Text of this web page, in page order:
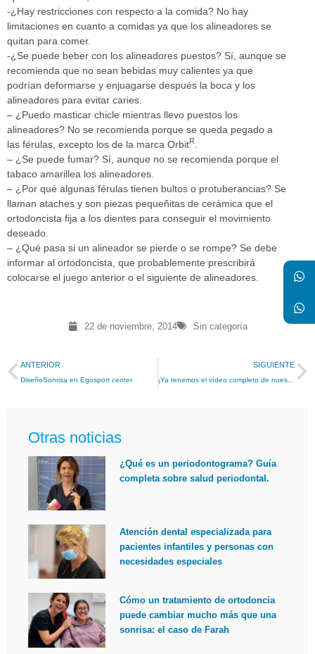
-¿Hay restricciones con respecto a la comida? No hay
limitaciones en cuanto a comidas ya que los alineadores se
quitan para comer.
-¿Se puede beber con los alineadores puestos? Sí, aunque se
recomienda que no sean bebidas muy calientes ya que
podrían deformarse y enjuagarse después la boca y los
alineadores para evitar caries.
– ¿Puedo masticar chicle mientras llevo puestos los
alineadores? No se recomienda porque se queda pegado a
las férulas, excepto los de la marca OrbitR
– ¿Se puede fumar? Sí, aunque no se recomienda porque el
tabaco amarillea los alineadores.
– ¿Por qué algunas férulas tienen bultos o protuberancias? Se
llaman ataches y son piezas pequeñitas de cerámica que el
ortodoncista fija a los dientes para conseguir el movimiento
deseado.
– ¿Qué pasa si un alineador se pierde o se rompe? Se debe
informar al ortodoncista, que probablemente prescribirá
colocarse el juego anterior o el siguiente de alineadores.
22 de noviembre, 2014 Sin categoría
ANTERIOR
DiseñoSonrisa en Egosport center
SIGUIENTE
¡Ya tenemos el vídeo completo de nuestra clínica! Esperamos que os guste.
Otras noticias
¿Qué es un periodontograma? Guía
completa sobre salud periodontal.
Atención dental especializada para
pacientes infantiles y personas con
necesidades especiales
Cómo un tratamiento de ortodoncia
puede cambiar mucho más que una
sonrisa: el caso de Farah